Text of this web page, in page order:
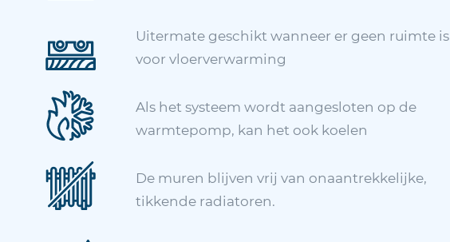
Uitermate geschikt wanneer er geen ruimte is
voor vloerverwarming
Als het systeem wordt aangesloten op de
warmtepomp, kan het ook koelen
De muren blijven vrij van onaantrekkelijke,
tikkende radiatoren.